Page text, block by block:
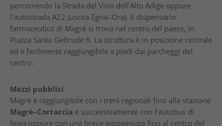
percorrendo la Strada del Vino dell’Alto Adige oppure
l’autostrada A22 (uscita Egna–Ora). Il dispensario
farmaceutico di Magrè si trova nel centro del paese, in
Piazza Santa Geltrude 6. La struttura è in posizione centrale
ed è facilmente raggiungibile a piedi dai parcheggi del
centro.
Mezzi pubblici
Magrè è raggiungibile con i treni regionali fino alla stazione
Magrè–Cortaccia e successivamente con l’autobus di
linea oppure con una breve passeggiata fino al centro del